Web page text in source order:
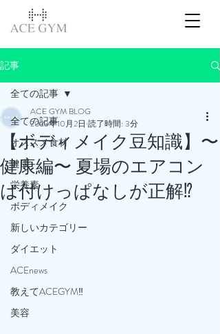
記事
全ての記事
オススメ食材
健康
栄養素
ボディメイク
新しいカテゴリー
ダイエット
ACEnews
教えてACEGYM‼️
美容
全ての記事
【ボディメイク豆知識】〜
健康編〜 夏場のエアコン
は付けっぱなしが正解⁉️
ACE GYM BLOG
2023年10月2日 読了時間: 3分